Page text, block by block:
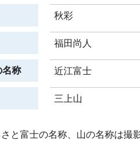
秋彩
福田尚人
名称 近江富士
三上山
と富士の名称、山の名称は撮